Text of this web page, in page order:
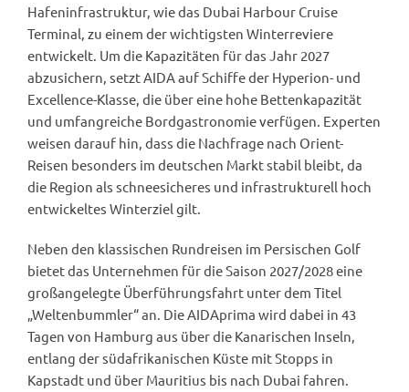
Hafeninfrastruktur, wie das Dubai Harbour Cruise
Terminal, zu einem der wichtigsten Winterreviere
entwickelt. Um die Kapazitäten für das Jahr 2027
abzusichern, setzt AIDA auf Schiffe der Hyperion- und
Excellence-Klasse, die über eine hohe Bettenkapazität
und umfangreiche Bordgastronomie verfügen. Experten
weisen darauf hin, dass die Nachfrage nach Orient-
Reisen besonders im deutschen Markt stabil bleibt, da
die Region als schneesicheres und infrastrukturell hoch
entwickeltes Winterziel gilt.
Neben den klassischen Rundreisen im Persischen Golf
bietet das Unternehmen für die Saison 2027/2028 eine
großangelegte Überführungsfahrt unter dem Titel
„Weltenbummler“ an. Die AIDAprima wird dabei in 43
Tagen von Hamburg aus über die Kanarischen Inseln,
entlang der südafrikanischen Küste mit Stopps in
Kapstadt und über Mauritius bis nach Dubai fahren.